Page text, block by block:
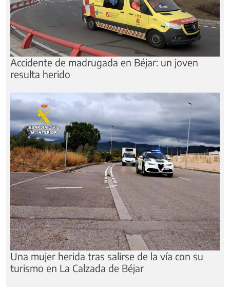
Accidente de madrugada en Béjar: un joven
resulta herido
Una mujer herida tras salirse de la vía con su
turismo en La Calzada de Béjar